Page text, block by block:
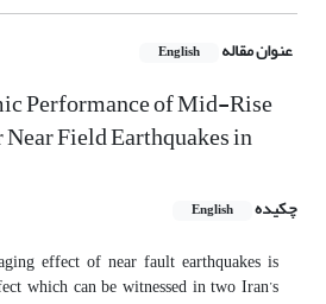
عنوان مقاله English
Performance of Mid-Rise
Field Earthquakes in
چکیده English
effect of near fault earthquakes is
which can be witnessed in two Iran’s